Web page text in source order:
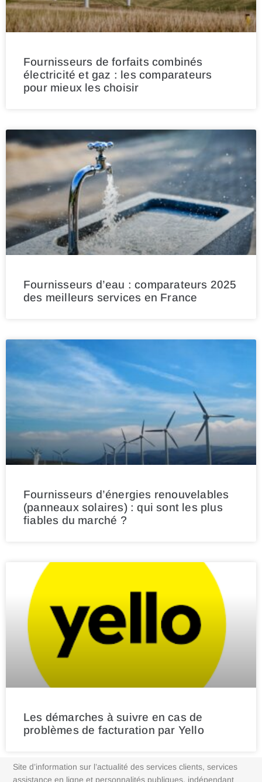
Fournisseurs de forfaits combinés
électricité et gaz : les comparateurs
pour mieux les choisir
Fournisseurs d’eau : comparateurs 2025
des meilleurs services en France
Fournisseurs d’énergies renouvelables
(panneaux solaires) : qui sont les plus
fiables du marché ?
Les démarches à suivre en cas de
problèmes de facturation par Yello
Site d’information sur l’actualité des services clients, services
assistance en ligne et personnalités publiques, indépendant